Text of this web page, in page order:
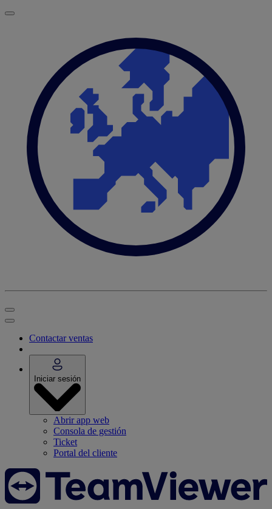
Contactar ventas
Iniciar sesión
Abrir app web
Consola de gestión
Ticket
Portal del cliente